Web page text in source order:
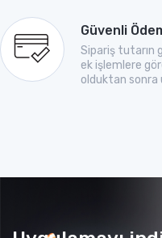
Güvenli
Sipariş tutarın
ek işlemlere
olduktan sonra